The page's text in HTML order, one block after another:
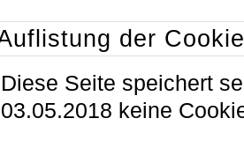
der
Diese Seite speichert
03.05.2018 keine